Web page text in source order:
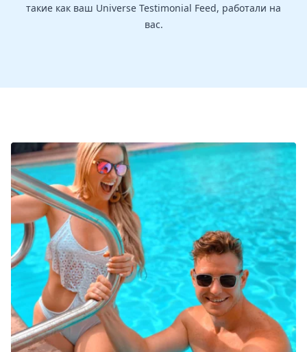
такие как ваш Universe Testimonial Feed, работали на
вас.